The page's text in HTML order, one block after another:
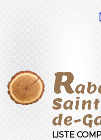
R
de-
LISTE